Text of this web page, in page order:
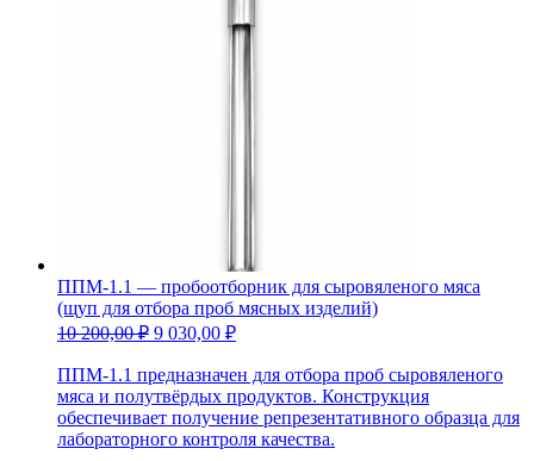
ППМ-1.1 — пробоотборник для сыровяленого мяса
(щуп для отбора проб мясных изделий)
10 200,00₽ 9 030,00 ₽
ППМ-1.1 предназначен для отбора проб сыровяленого
мяса и полутвёрдых продуктов. Конструкция
обеспечивает получение репрезентативного образца для
лабораторного контроля качества.